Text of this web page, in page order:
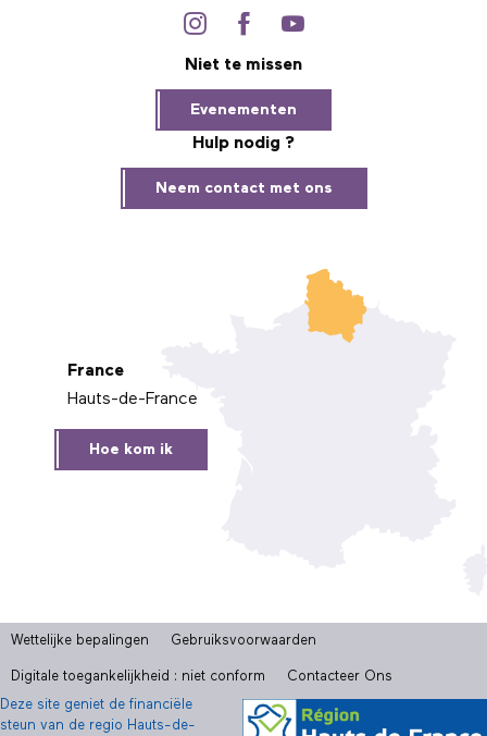
Niet te missen
Evenementen
Hulp nodig ?
Neem contact met ons
France
Hauts-de-France
Hoe kom ik
Wettelijke bepalingen Gebruiksvoorwaarden
Digitale toegankelijkheid : niet conform
Contacteer Ons
Deze site geniet de financiële
steun van de regio Hauts-de-